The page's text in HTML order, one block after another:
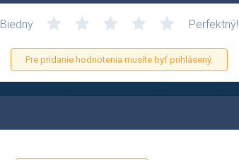
Biedny Perfektný!
Pre pridanie hodnotenia musíte byť prihlásený.